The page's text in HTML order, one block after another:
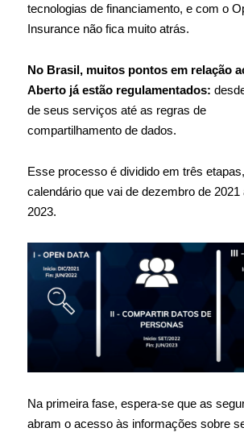
tecnologias de financiamento, e com o
Insurance não fica muito atrás.
No Brasil, muitos pontos em relação
Aberto já estão regulamentados:
de seus serviços até as regras de
compartilhamento de dados.
Esse processo é dividido em três
calendário que vai de dezembro de 2021
2023.
Na primeira fase, espera-se que as
abram o acesso às informações sobre